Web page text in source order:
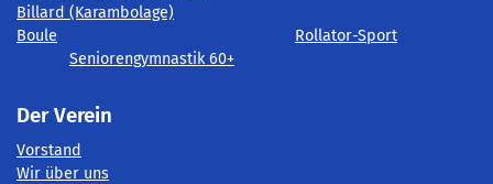
Billard (Karambolage)
Boule
Rollator-Sport
Seniorengymnastik 60+
Der Verein
Vorstand
Wir über uns